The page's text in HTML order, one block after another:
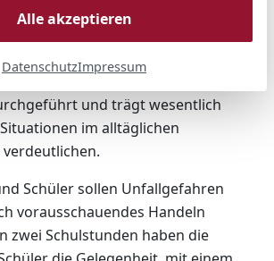
heißt es an der Adolf-
Langen „Achtung Auto!“. Das vom
„Achtung Auto!“ wird
Schülerinnen und Schülern
und trägt wesentlich
im alltäglichen
Schüler sollen Unfallgefahren
vorausschauendes Handeln
zwei Schulstunden haben die
Alle akzeptieren
DatenschutzImpressum